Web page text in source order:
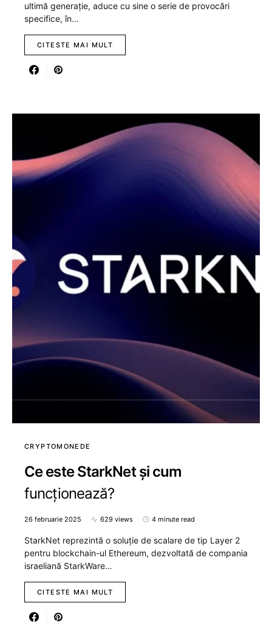
ultimă generație, aduce cu sine o serie de provocări
specifice, în…
CITESTE MAI MULT
CRYPTOMONEDE
Ce este StarkNet și cum
funcționează?
26 februarie 2025 629 views 4 minute read
StarkNet reprezintă o soluție de scalare de tip Layer 2
pentru blockchain-ul Ethereum, dezvoltată de compania
israeliană StarkWare…
CITESTE MAI MULT